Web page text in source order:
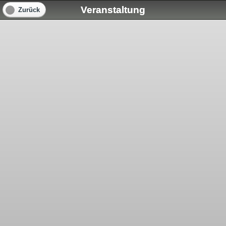
Veranstaltung
Zurück